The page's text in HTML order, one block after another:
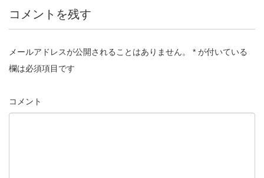
コメントを残す
メールアドレスが公開されることはありません。 * が付いている
欄は必須項目です
コメント